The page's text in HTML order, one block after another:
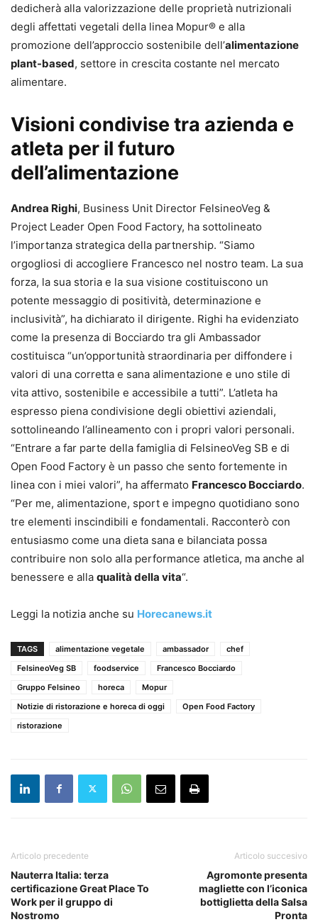
dedicherà alla valorizzazione delle proprietà nutrizionali
degli affettati vegetali della linea Mopur® e alla
promozione dell’approccio sostenibile dell’alimentazione
plant-based, settore in crescita costante nel mercato
alimentare.
Visioni condivise tra azienda e
atleta per il futuro
dell’alimentazione
Andrea Righi, Business Unit Director FelsineoVeg &
Project Leader Open Food Factory, ha sottolineato
l’importanza strategica della partnership. “Siamo
orgogliosi di accogliere Francesco nel nostro team. La sua
forza, la sua storia e la sua visione costituiscono un
potente messaggio di positività, determinazione e
inclusività”, ha dichiarato il dirigente. Righi ha evidenziato
come la presenza di Bocciardo tra gli Ambassador
costituisca “un’opportunità straordinaria per diffondere i
valori di una corretta e sana alimentazione e uno stile di
vita attivo, sostenibile e accessibile a tutti”. L’atleta ha
espresso piena condivisione degli obiettivi aziendali,
sottolineando l’allineamento con i propri valori personali.
“Entrare a far parte della famiglia di FelsineoVeg SB e di
Open Food Factory è un passo che sento fortemente in
linea con i miei valori”, ha affermato Francesco Bocciardo.
“Per me, alimentazione, sport e impegno quotidiano sono
tre elementi inscindibili e fondamentali. Racconterò con
entusiasmo come una dieta sana e bilanciata possa
contribuire non solo alla performance atletica, ma anche al
benessere e alla qualità della vita“.
Leggi la notizia anche su Horecanews.it
TAGS alimentazione vegetale ambassador
chef
FelsineoVeg SB
foodservice
Francesco Bocciardo
Gruppo Felsineo
horeca
Mopur
Notizie di ristorazione e horeca di oggi
Open Food Factory
ristorazione
Articolo precedente
Nauterra Italia: terza
certificazione Great Place To
Work per il gruppo di
Nostromo
Articolo succesivo
Agromonte presenta
magliette con l’iconica
bottiglietta della Salsa
Pronta